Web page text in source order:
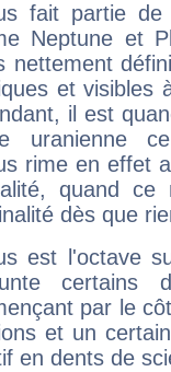
fait partie
Neptune et
nettement
et visibles
il est
uranienne
rime en effet
quand ce
dès que
est l'octave
par le
et un
en dents de